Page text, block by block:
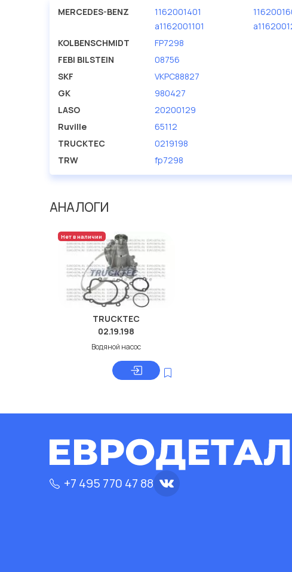
Мы продаем сертифицированные колодки тормозные
производителя KOLBENSCHMIDT.
MERCEDES-BENZ 1162001401
a1162001101
KOLBENSCHMIDT
FP7298
FEBI BILSTEIN
08756
SKF
VKPC88827
GK
980427
LASO
20200129
Ruville
65112
TRUCKTEC
0219198
TRW
fp7298
АНАЛОГИ
Нет в наличии
TRUCKTEC
02.19.198
Водяной насос
+7 495 770 47 88